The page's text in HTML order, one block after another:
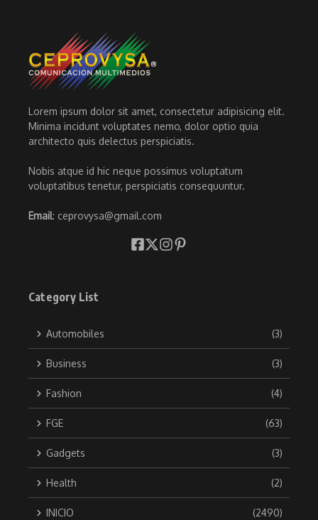
Lorem ipsum dolor sit amet, consectetur adipisicing elit.
Minima incidunt voluptates nemo, dolor optio quia
architecto quis delectus perspiciatis.
Nobis atque id hic neque possimus voluptatum
voluptatibus tenetur, perspiciatis consequuntur.
Email: ceprovysa@gmail.com
Category List
Automobiles (3)
Business (3)
Fashion (4)
FGE (63)
Gadgets (3)
Health (2)
INICIO (2490)